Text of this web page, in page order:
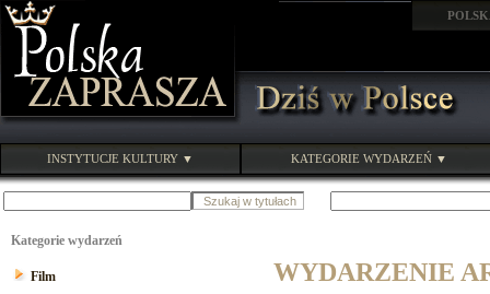
INSTYTUCJE KULTURY ▼ KATEGORIE WYDARZEŃ ▼
Kategorie wydarzeń
Film
WYDARZENIE